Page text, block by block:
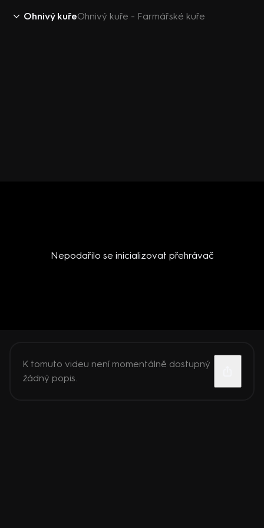
Ohnivý kuřeOhnivý kuře - Farmářské kuře
Nepodařilo se inicializovat přehrávač
K tomuto videu není momentálně dostupný
žádný popis.